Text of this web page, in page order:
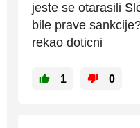
jeste se otarasili
bile prave
rekao doticni
1 0